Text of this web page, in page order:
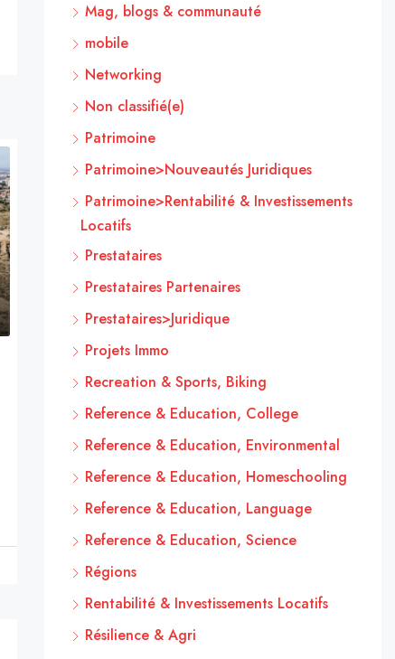
Mag, blogs & communauté
mobile
Networking
Non classifié(e)
Patrimoine
Patrimoine>Nouveautés Juridiques
Patrimoine>Rentabilité & Investissements
Locatifs
Prestataires
Prestataires Partenaires
Prestataires>Juridique
Projets Immo
Recreation & Sports, Biking
Reference & Education, College
Reference & Education, Environmental
Reference & Education, Homeschooling
Reference & Education, Language
Reference & Education, Science
Régions
Rentabilité & Investissements Locatifs
Résilience & Agri